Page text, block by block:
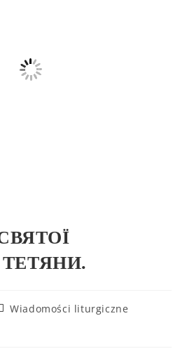
Wiadomości liturgiczne